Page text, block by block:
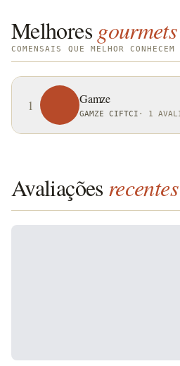
Melhores gourmets
COMENSAIS QUE MELHOR
1 Gamze
GAMZE CIFTCI · 1
Avaliações recentes